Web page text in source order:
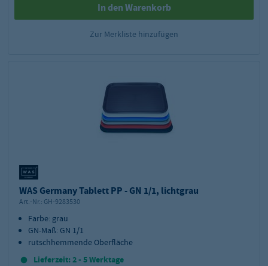
In den Warenkorb
Zur Merkliste hinzufügen
WAS Germany Tablett PP - GN 1/1, lichtgrau
Art.-Nr.: GH-9283530
Farbe: grau
GN-Maß: GN 1/1
rutschhemmende Oberfläche
Lieferzeit: 2 - 5 Werktage